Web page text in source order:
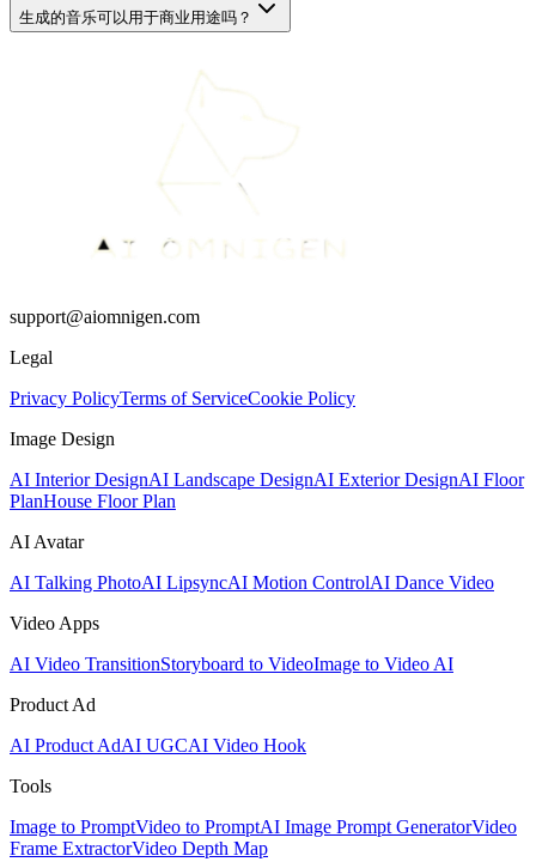
生成的音乐可以用于商业用途吗？
support@aiomnigen.com
Legal
Privacy PolicyTerms of ServiceCookie Policy
Image Design
AI Interior DesignAI Landscape DesignAI Exterior DesignAI Floor
PlanHouse Floor Plan
AI Avatar
AI Talking PhotoAI LipsyncAI Motion ControlAI Dance Video
Video Apps
AI Video TransitionStoryboard to VideoImage to Video AI
Product Ad
AI Product AdAI UGCAI Video Hook
Tools
Image to PromptVideo to PromptAI Image Prompt GeneratorVideo
Frame ExtractorVideo Depth Map